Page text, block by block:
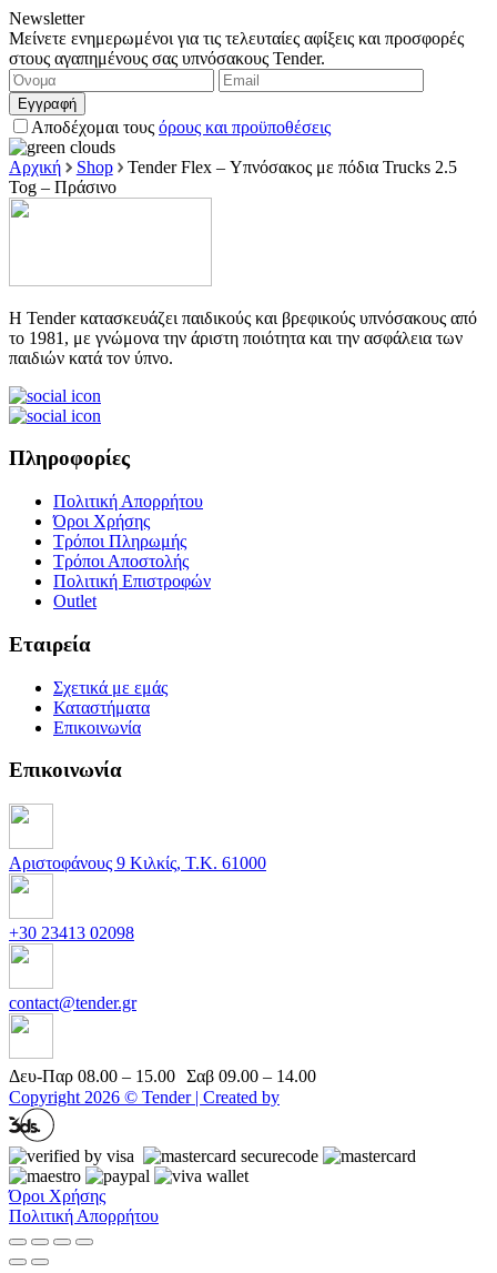
Newsletter
Μείνετε ενημερωμένοι για τις τελευταίες αφίξεις και προσφορές
στους αγαπημένους σας υπνόσακους Tender.
Εγγραφή
Αποδέχομαι τους όρους και προϋποθέσεις
Αρχική Shop
Tender Flex – Υπνόσακος με πόδια Trucks 2.5
Tog – Πράσινο
Η Tender κατασκευάζει παιδικούς και βρεφικούς υπνόσακους από
το 1981, με γνώμονα την άριστη ποιότητα και την ασφάλεια των
παιδιών κατά τον ύπνο.
Πληροφορίες
Πολιτική Απορρήτου
Όροι Χρήσης
Τρόποι Πληρωμής
Τρόποι Αποστολής
Πολιτική Επιστροφών
Outlet
Εταιρεία
Σχετικά με εμάς
Καταστήματα
Επικοινωνία
Επικοινωνία
Αριστοφάνους 9 Κιλκίς, Τ.Κ. 61000
+30 23413 02098
contact@tender.gr
Δευ-Παρ 08.00 – 15.00 Σαβ 09.00 – 14.00
Copyright 2026 © Tender | Created by
Όροι Χρήσης
Πολιτική Απορρήτου